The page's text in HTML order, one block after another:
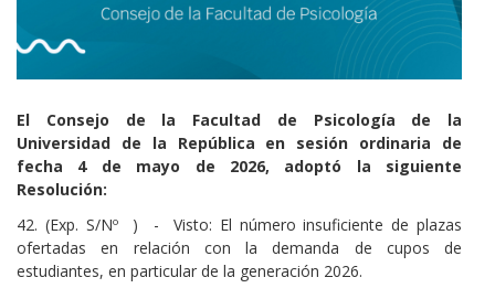
Cuerpo
El Consejo de la Facultad de Psicología de la
Universidad de la República en sesión ordinaria de
fecha 4 de mayo de 2026, adoptó la siguiente
Resolución:
42. (Exp. S/Nº ) - Visto: El número insuficiente de plazas
ofertadas en relación con la demanda de cupos de
estudiantes, en particular de la generación 2026.